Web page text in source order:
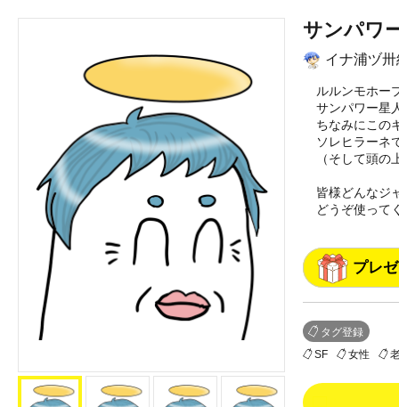
サンパワ
イナ浦ヅ
ルルンモホー
サンパワー星
ちなみにこの
ソレヒラーネ
（そして頭
皆様どんなジ
どうぞ使って
プレ
タグ登録
SF
女性